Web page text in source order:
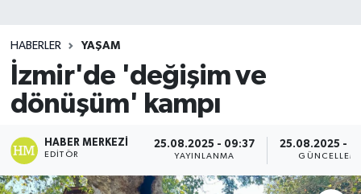
HABERLER YAŞAM
İzmir'de 'değişim ve
dönüşüm' kampı
HABER MERKEZI
EDITÖR
25.08.2025 - 09:37
YAYINLANMA
25.08.2025 -
Teknoloji
TRABZON
TRABZONSPOR